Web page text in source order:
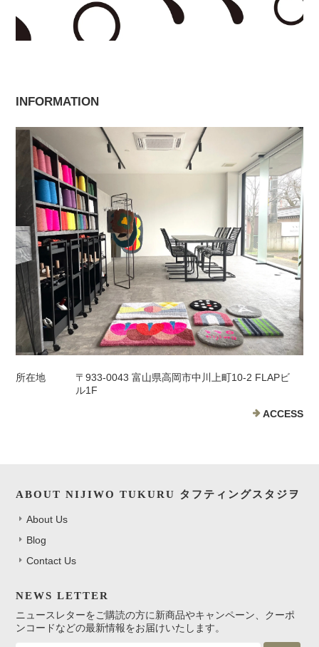
INFORMATION
所在地
〒933-0043 富山県高岡市中川上町10-2 FLAPビ
ル1F
ACCESS
ABOUT NIJIWO TUKURU タフティングスタジヲ
About Us
Blog
Contact Us
NEWS LETTER
ニュースレターをご購読の方に新商品やキャンペーン、クーポ
ンコードなどの最新情報をお届けいたします。